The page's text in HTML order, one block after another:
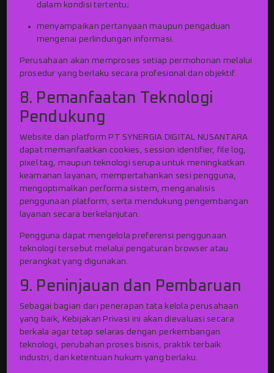
dalam kondisi tertentu;
menyampaikan pertanyaan maupun pengaduan
mengenai perlindungan informasi.
Perusahaan akan memproses setiap permohonan melalui
prosedur yang berlaku secara profesional dan objektif.
8. Pemanfaatan Teknologi
Pendukung
Website dan platform PT SYNERGIA DIGITAL NUSANTARA
dapat memanfaatkan cookies, session identifier, file log,
pixel tag, maupun teknologi serupa untuk meningkatkan
keamanan layanan, mempertahankan sesi pengguna,
mengoptimalkan performa sistem, menganalisis
penggunaan platform, serta mendukung pengembangan
layanan secara berkelanjutan.
Pengguna dapat mengelola preferensi penggunaan
teknologi tersebut melalui pengaturan browser atau
perangkat yang digunakan.
9. Peninjauan dan Pembaruan
Sebagai bagian dari penerapan tata kelola perusahaan
yang baik, Kebijakan Privasi ini akan dievaluasi secara
berkala agar tetap selaras dengan perkembangan
teknologi, perubahan proses bisnis, praktik terbaik
industri, dan ketentuan hukum yang berlaku.